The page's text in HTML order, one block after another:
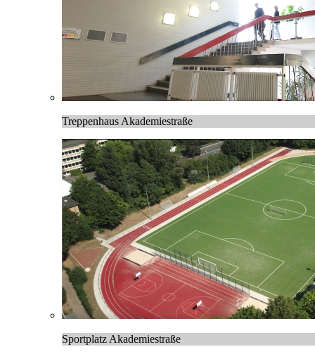
Treppenhaus Akademiestraße
Sportplatz Akademiestraße